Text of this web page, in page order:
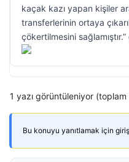
kaçak kazı yapan kişiler
transferlerinin ortaya
çökertilmesini
1 yazı görüntüleniyor (toplam
Bu konuyu yanıtlamak için giriş